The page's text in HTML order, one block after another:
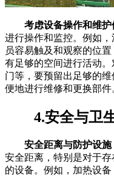
考虑设备操作和维护
进行操作和监控。例如
员容易触及和观察的位
有足够的空间进行活动
门等，要预留出足够的
便地进行维修和更换部件
4.安全与卫
安全距离与防护设施
安全距离，特别是对于
的设备。例如，加热设